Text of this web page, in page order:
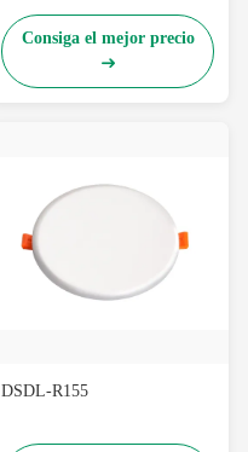
Consiga el mejor precio
DSDL-R155